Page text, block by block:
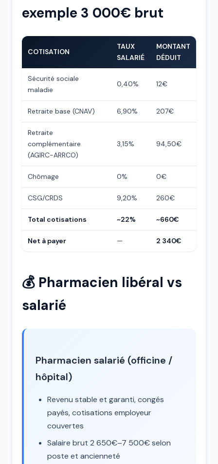
exemple 3 000€ brut
COTISATION
TAUX
SALARIÉ
MONTANT
DÉDUIT
Sécurité sociale
maladie
0,40% 12€
Retraite base (CNAV) 6,90% 207€
Retraite
complémentaire
(AGIRC-ARRCO)
3,15% 94,50€
Chômage 0% 0€
CSG/CRDS 9,20% 260€
Total cotisations ~22% ~660€
Net à payer — 2 340€
💰 Pharmacien libéral vs
salarié
Pharmacien salarié (officine /
hôpital)
Revenu stable et garanti, congés
payés, cotisations employeur
couvertes
Salaire brut 2 650€–7 500€ selon
poste et ancienneté